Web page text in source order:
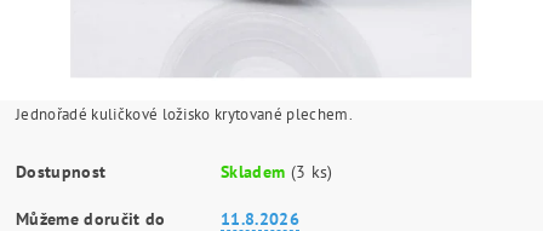
Jednořadé kuličkové ložisko krytované plechem.
Dostupnost Skladem (3 ks)
Můžeme doručit do 11.8.2026